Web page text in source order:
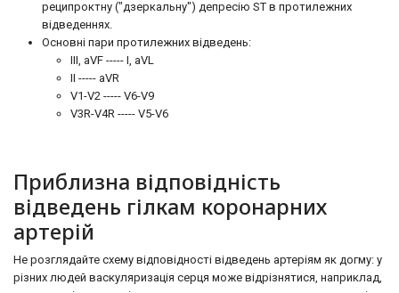
реципроктну ("дзеркальну") депресію ST в протилежних
відведеннях.
Основні пари протилежних відведень:
III, aVF ----- I, aVL
II ----- aVR
V1-V2 ----- V6-V9
V3R-V4R ----- V5-V6
Приблизна відповідність
відведень гілкам коронарних
артерій
Не розглядайте схему відповідності відведень артеріям як догму: у
різних людей васкуляризація серця може відрізнятися, наприклад,